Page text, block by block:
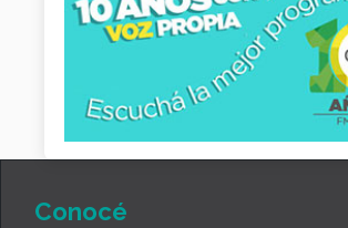
Conocé